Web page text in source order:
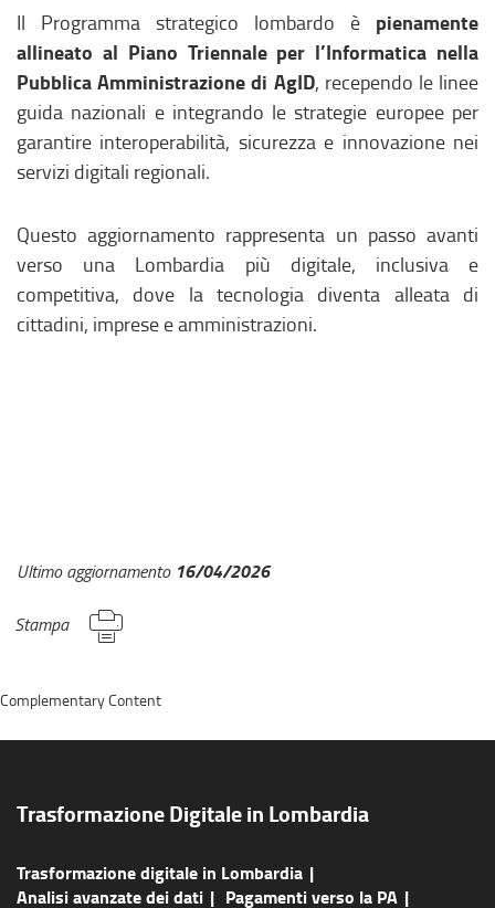
Il Programma strategico lombardo è pienamente
allineato al Piano Triennale per l’Informatica nella
Pubblica Amministrazione di AgID, recependo le linee
guida nazionali e integrando le strategie europee per
garantire interoperabilità, sicurezza e innovazione nei
servizi digitali regionali.
Questo aggiornamento rappresenta un passo avanti
verso una Lombardia più digitale, inclusiva e
competitiva, dove la tecnologia diventa alleata di
cittadini, imprese e amministrazioni.
Ultimo aggiornamento 16/04/2026
Stampa
Trasformazione Digitale in Lombardia
Trasformazione digitale in Lombardia
Analisi avanzate dei dati
Pagamenti verso la PA
Complementary Content